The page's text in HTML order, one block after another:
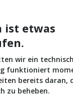
ist etwas
wir ein
funktioniert
bereits daran,
zu beheben.